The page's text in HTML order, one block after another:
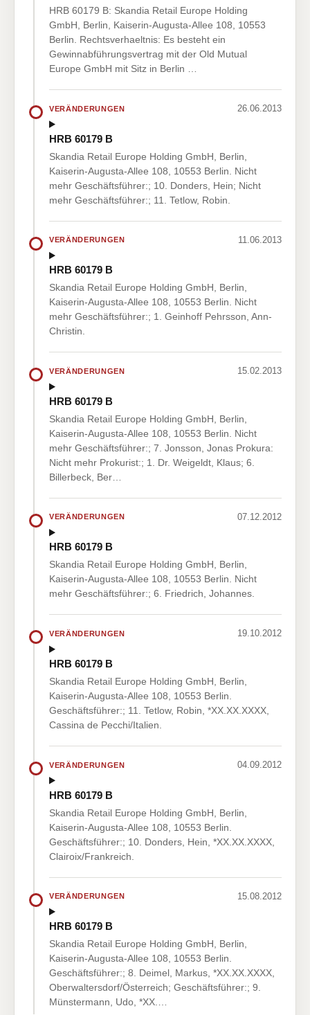
HRB 60179 B: Skandia Retail Europe Holding
GmbH, Berlin, Kaiserin-Augusta-Allee 108, 10553
Berlin. Rechtsverhaeltnis: Es besteht ein
Gewinnabführungsvertrag mit der Old Mutual
Europe GmbH mit Sitz in Berlin …
VERÄNDERUNGEN 26.06.2013
HRB 60179 B
Skandia Retail Europe Holding GmbH, Berlin,
Kaiserin-Augusta-Allee 108, 10553 Berlin. Nicht
mehr Geschäftsführer:; 10. Donders, Hein; Nicht
mehr Geschäftsführer:; 11. Tetlow, Robin.
VERÄNDERUNGEN 11.06.2013
HRB 60179 B
Skandia Retail Europe Holding GmbH, Berlin,
Kaiserin-Augusta-Allee 108, 10553 Berlin. Nicht
mehr Geschäftsführer:; 1. Geinhoff Pehrsson, Ann-
Christin.
VERÄNDERUNGEN 15.02.2013
HRB 60179 B
Skandia Retail Europe Holding GmbH, Berlin,
Kaiserin-Augusta-Allee 108, 10553 Berlin. Nicht
mehr Geschäftsführer:; 7. Jonsson, Jonas Prokura:
Nicht mehr Prokurist:; 1. Dr. Weigeldt, Klaus; 6.
Billerbeck, Ber…
VERÄNDERUNGEN 07.12.2012
HRB 60179 B
Skandia Retail Europe Holding GmbH, Berlin,
Kaiserin-Augusta-Allee 108, 10553 Berlin. Nicht
mehr Geschäftsführer:; 6. Friedrich, Johannes.
VERÄNDERUNGEN 19.10.2012
HRB 60179 B
Skandia Retail Europe Holding GmbH, Berlin,
Kaiserin-Augusta-Allee 108, 10553 Berlin.
Geschäftsführer:; 11. Tetlow, Robin, *XX.XX.XXXX,
Cassina de Pecchi/Italien.
VERÄNDERUNGEN 04.09.2012
HRB 60179 B
Skandia Retail Europe Holding GmbH, Berlin,
Kaiserin-Augusta-Allee 108, 10553 Berlin.
Geschäftsführer:; 10. Donders, Hein, *XX.XX.XXXX,
Clairoix/Frankreich.
VERÄNDERUNGEN 15.08.2012
HRB 60179 B
Skandia Retail Europe Holding GmbH, Berlin,
Kaiserin-Augusta-Allee 108, 10553 Berlin.
Geschäftsführer:; 8. Deimel, Markus, *XX.XX.XXXX,
Oberwaltersdorf/Österreich; Geschäftsführer:; 9.
Münstermann, Udo, *XX.…